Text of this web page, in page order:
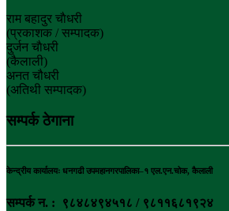
राम बहादुर चाैधरी
(प्रकाशक / सम्पादक)
दुर्जन चाैधरी
(कैलाली)
अनत चौधरी
(अतिथी सम्पादक)
सम्पर्क ठेगाना
केन्द्रीय कार्यालयः धनगढी उपमहानगरपालिका–१ एल.एन.चोक, कैलाली
सम्पर्क न. : ९८४८४९४५१८ / ९८११६८१९२४